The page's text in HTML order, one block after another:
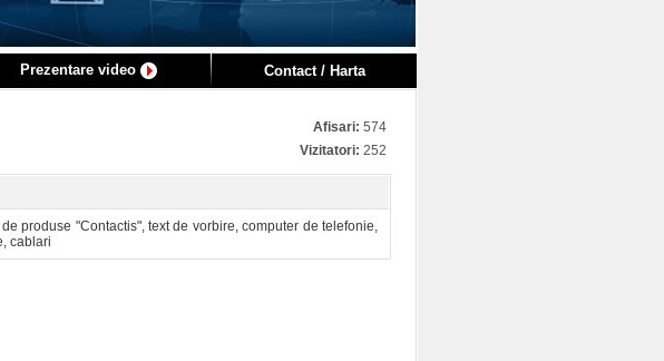
Prezentare video Contact / Harta
Afisari: 574
Vizitatori: 252
produse "Contactis", text de vorbire, computer de telefonie,
cablari